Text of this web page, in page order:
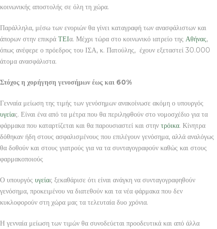
κοινωνικής αποστολής σε όλη τη χώρα.
Παράλληλα, μέσω των ενοριών θα γίνει καταγραφή των ανασφάλιστων και
άπορων στην επικρά ΤΕΙα. Μέχρι τώρα στο κοινωνικό ιατρείο της Αθήνας,
όπως ανέφερε ο πρόεδρος του ΙΣΑ, κ. Πατούλης, έχουν εξεταστεί 30.000
άτομα ανασφάλιστα.
Στόχος η χορήγηση γενοσήμων έως και 60%
Γενναία μείωση της τιμής των γενόσημων ανακοίνωσε ακόμη ο υπουργός
υγείας. Είναι ένα από τα μέτρα που θα περιληφθούν στο νομοσχέδιο για τα
φάρμακα που καταρτίζεται και θα παρουσιαστεί και στην τρόικα. Κίνητρα
δόθηκαν ήδη στους ασφαλισμένους που επιλέγουν γενόσημα, αλλά αναλόγως
θα δοθούν και στους γιατρούς για να τα συνταγογραφούν καθώς και στους
φαρμακοποιούς
Ο υπουργός υγείας ξεκαθάρισε ότι είναι ανάγκη να συνταγογραφηθούν
γενόσημα, προκειμένου να διατεθούν και τα νέα φάρμακα που δεν
κυκλοφορούν στη χώρα μας τα τελευταία δυο χρόνια.
Η γενναία μείωση των τιμών θα συνοδεύεται προοδευτικά και από άλλα